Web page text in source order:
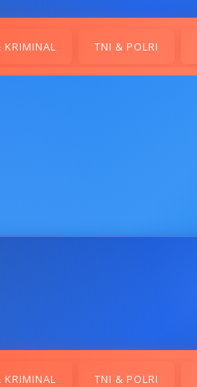
TNI & POLRI
TNI & POLRI